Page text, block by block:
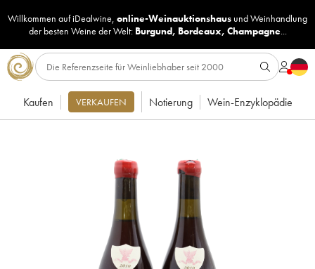
Willkommen auf iDealwine, online-Weinauktionshaus undWeinhandlung
der besten Weine der Welt: Burgund, Bordeaux, Champagne...
Kaufen VERKAUFEN Notierung Wein-Enzyklopädie